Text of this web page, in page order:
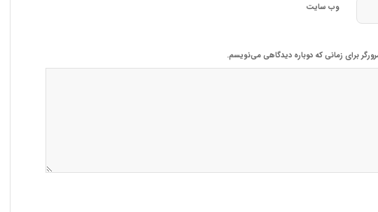
وب‌ سایت
برای زمانی که دوباره دیدگاهی می‌نویسم.